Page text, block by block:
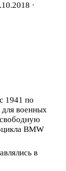
·
1941 по
для военных
BMW
в